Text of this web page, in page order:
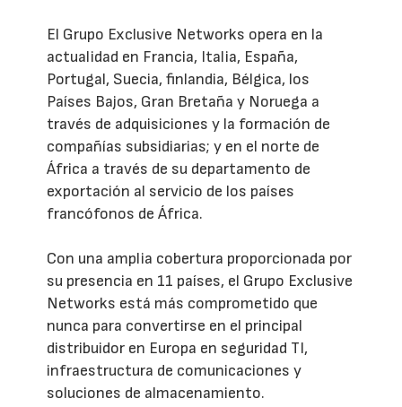
El Grupo Exclusive Networks opera en la
actualidad en Francia, Italia, España,
Portugal, Suecia, finlandia, Bélgica, los
Países Bajos, Gran Bretaña y Noruega a
través de adquisiciones y la formación de
compañías subsidiarias; y en el norte de
África a través de su departamento de
exportación al servicio de los países
francófonos de África.
Con una amplia cobertura proporcionada por
su presencia en 11 países, el Grupo Exclusive
Networks está más comprometido que
nunca para convertirse en el principal
distribuidor en Europa en seguridad TI,
infraestructura de comunicaciones y
soluciones de almacenamiento.